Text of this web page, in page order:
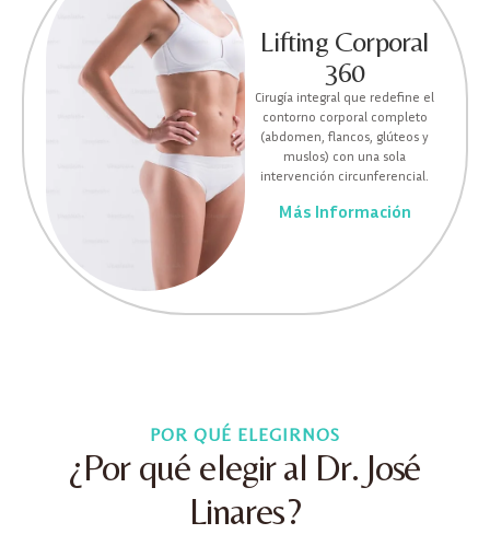
Lifting Corporal
360
Cirugía integral que redefine el
contorno corporal completo
(abdomen, flancos, glúteos y
muslos) con una sola
intervención circunferencial.
Más Información
POR QUÉ ELEGIRNOS
¿Por qué elegir al Dr. José
Linares?